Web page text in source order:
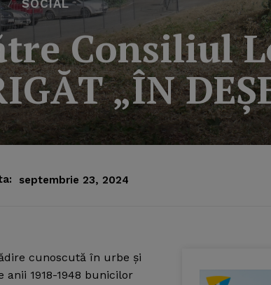
SOCIAL
Consiliul
„ÎN
septembrie 23, 2024
cunoscută în urbe şi
1918-1948 bunicilor